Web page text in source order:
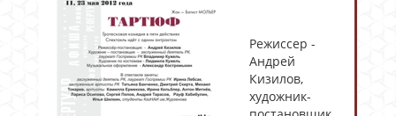
Режиссер -
Андрей
Кизилов,
художник-